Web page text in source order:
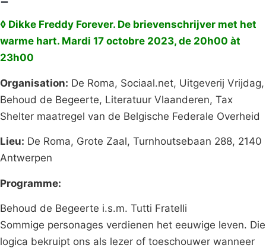
◊ Dikke Freddy Forever. De brievenschrijver met het
warme hart. Mardi 17 octobre 2023, de 20h00 àt
23h00
Organisation: De Roma, Sociaal.net, Uitgeverij Vrijdag,
Behoud de Begeerte, Literatuur Vlaanderen, Tax
Shelter maatregel van de Belgische Federale Overheid
Lieu: De Roma, Grote Zaal, Turnhoutsebaan 288, 2140
Antwerpen
Programme:
Behoud de Begeerte i.s.m. Tutti Fratelli
Sommige personages verdienen het eeuwige leven. Die
logica bekruipt ons als lezer of toeschouwer wanneer